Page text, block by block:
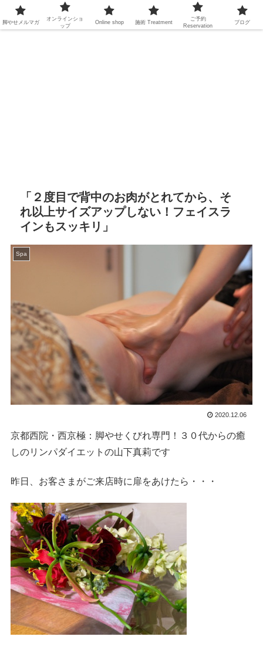
「２度目で背中のお肉がとれてから、そ
れ以上サイズアップしない！フェイスラ
インもスッキリ」
Spa
2020.12.06
京都西院・西京極：脚やせくびれ専門！３０代からの癒
しのリンパダイエットの山下真莉です
昨日、お客さまがご来店時に扉をあけたら・・・
脚やせメルマガ
オンラインショ
ップ
Online shop 施術Treatment
ご予約
Reservation
ブログ